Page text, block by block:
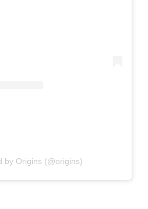
by Origins (@origins)